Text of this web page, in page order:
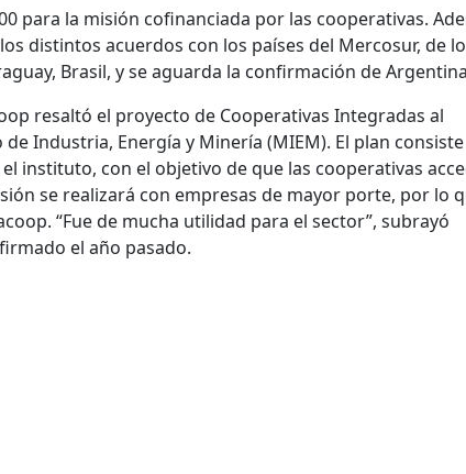
para la misión cofinanciada por las cooperativas.
distintos acuerdos con los países del Mercosur, de
Brasil, y se aguarda la confirmación de
resaltó el proyecto de Cooperativas Integradas al
Industria, Energía y Minería (MIEM). El plan
instituto, con el objetivo de que las cooperativas
se realizará con empresas de mayor porte, por lo
“Fue de mucha utilidad para el sector”, subrayó
el año pasado.